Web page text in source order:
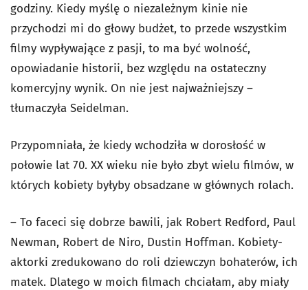
godziny. Kiedy myślę o niezależnym kinie nie
przychodzi mi do głowy budżet, to przede wszystkim
filmy wypływające z pasji, to ma być wolność,
opowiadanie historii, bez względu na ostateczny
komercyjny wynik. On nie jest najważniejszy –
tłumaczyła Seidelman.
Przypomniała, że kiedy wchodziła w dorosłość w
połowie lat 70. XX wieku nie było zbyt wielu filmów, w
których kobiety byłyby obsadzane w głównych rolach.
– To faceci się dobrze bawili, jak Robert Redford, Paul
Newman, Robert de Niro, Dustin Hoffman. Kobiety-
aktorki zredukowano do roli dziewczyn bohaterów, ich
matek. Dlatego w moich filmach chciałam, aby miały